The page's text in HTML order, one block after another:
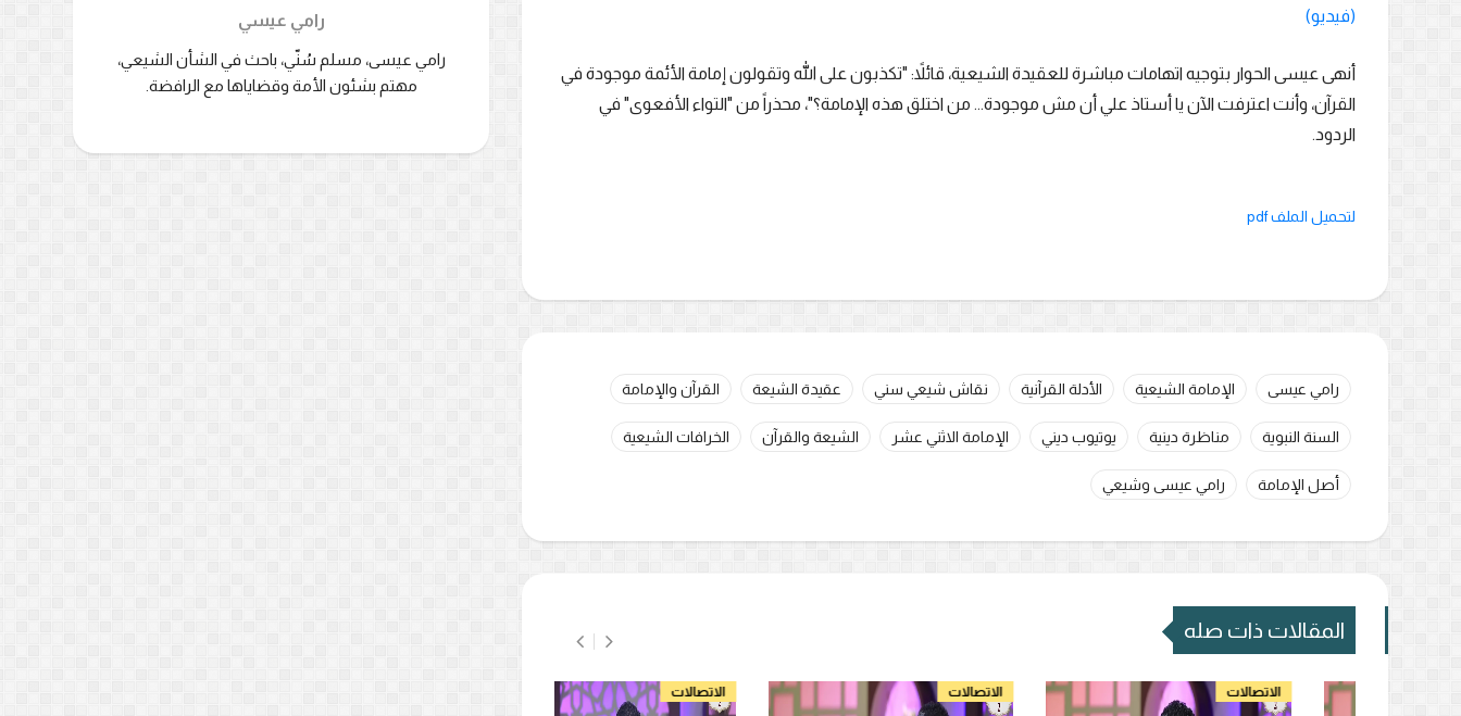
(فيديو)
أنهى عيسى الحوار بتوجيه اتهامات مباشرة للعقيدة الشيعية، قائلاً: "تكذبون على الله وتقولون إمامة الأئمة موجودة في
القرآن، وأنت اعترفت الآن يا أستاذ علي أن مش موجودة... من اختلق هذه الإمامة؟"، محذراً من "التواء الأفعوى" في
الردود.
لتحميل الملف pdf
رامي عيسى الإمامة الشيعية الأدلة القرآنية نقاش شيعي سني عقيدة الشيعة القرآن والإمامة
السنة النبوية مناظرة دينية يوتيوب ديني الإمامة الاثني عشر الشيعة والقرآن الخرافات الشيعية
أصل الإمامة رامي عيسى وشيعي
المقالات ذات صله
الاتصالات الاتصالات الاتصالات
رامي عيسي
رامي عيسى، مسلم سُنّي، باحث في الشأن الشيعي،
مهتم بشئون الأمة وقضاياها مع الرافضة.